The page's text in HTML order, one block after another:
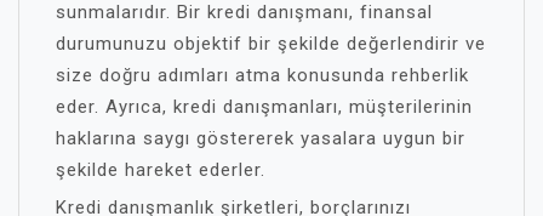
sunmalarıdır. Bir kredi danışmanı, finansal
durumunuzu objektif bir şekilde değerlendirir ve
size doğru adımları atma konusunda rehberlik
eder. Ayrıca, kredi danışmanları, müşterilerinin
haklarına saygı göstererek yasalara uygun bir
şekilde hareket ederler.
Kredi danışmanlık şirketleri, borçlarınızı